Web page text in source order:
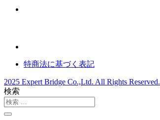
特商法に基づく表記
2025 Expert Bridge Co.,Ltd. All Rights Reserved.
検索